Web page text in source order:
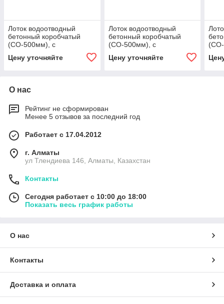
Лоток водоотводный
бетонный коробчатый
(СО-500мм), с
100.65(50).52,5(43,5) -
Цену уточняйте
Лоток водоотводный
бетонный коробчатый
(СО-500мм), с
100.60,3(50).52,5(43,5) -
Цену уточняйте
О нас
Рейтинг не сформирован
Менее 5 отзывов за последний год
Работает с 17.04.2012
г. Алматы
ул Тлендиева 146, Алматы, Казахстан
Контакты
Сегодня работает с 10:00 до 18:00
Показать весь график работы
О нас
Контакты
Доставка и оплата